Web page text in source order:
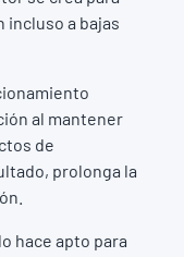
a bajas
al mantener
de
prolonga la
hace apto para